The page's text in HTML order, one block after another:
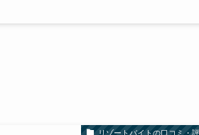
リゾートバイトの口コミ・